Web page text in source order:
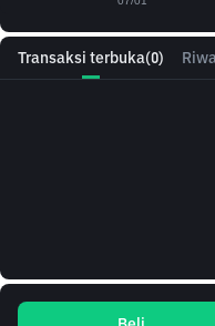
Transaksi terbuka(0)